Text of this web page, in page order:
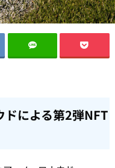
ドによる第2弾NFT